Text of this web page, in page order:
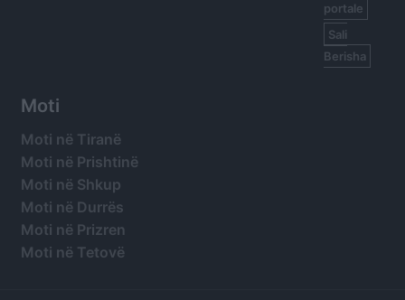
portale
Sali
Berisha
Moti
Moti në Tiranë
Moti në Prishtinë
Moti në Shkup
Moti në Durrës
Moti në Prizren
Moti në Tetovë